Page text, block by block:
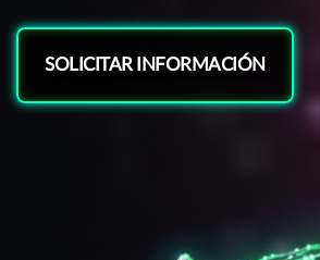
SOLICITAR INFORMACIÓN